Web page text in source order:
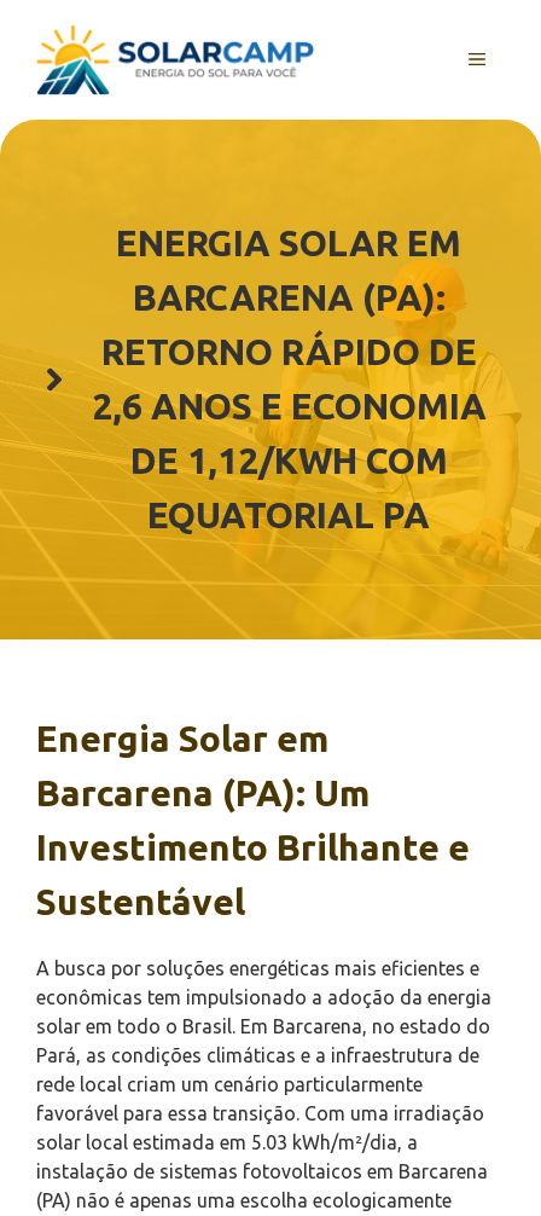
conteúdo
MENU
ENERGIA SOLAR EM
BARCARENA (PA):
RETORNO RÁPIDO DE
2,6 ANOS E ECONOMIA
DE 1,12/KWH COM
EQUATORIAL PA
Energia Solar em
Barcarena (PA): Um
Investimento Brilhante e
Sustentável
A busca por soluções energéticas mais eficientes e
econômicas tem impulsionado a adoção da energia
solar em todo o Brasil. Em Barcarena, no estado do
Pará, as condições climáticas e a infraestrutura de
rede local criam um cenário particularmente
favorável para essa transição. Com uma irradiação
solar local estimada em 5.03 kWh/m²/dia, a
instalação de sistemas fotovoltaicos em Barcarena
(PA) não é apenas uma escolha ecologicamente